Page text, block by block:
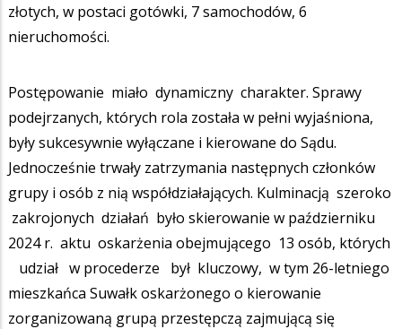
złotych, w postaci gotówki, 7 samochodów, 6
nieruchomości.
Postępowanie miało dynamiczny charakter. Sprawy
podejrzanych, których rola została w pełni wyjaśniona,
były sukcesywnie wyłączane i kierowane do Sądu.
Jednocześnie trwały zatrzymania następnych członków
grupy i osób z nią współdziałających. Kulminacją szeroko
zakrojonych działań było skierowanie w październiku
2024 r. aktu oskarżenia obejmującego 13 osób, których
udział w procederze był kluczowy, w tym 26-letniego
mieszkańca Suwałk oskarżonego o kierowanie
zorganizowaną grupą przestępczą zajmującą się